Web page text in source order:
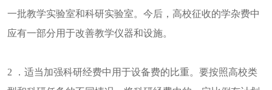
一批教学实验室和科研实验室。今后，高校征收的学杂费中
应有一部分用于改善教学仪器和设施。
2 ．适当加强科研经费中用于设备费的比重。要按照高校类